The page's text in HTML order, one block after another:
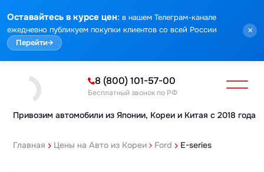
Оставайтесь в курсе цен: в нашем Телеграм-канале
ежедневно публикуем покупки клиентов со всей России
Перейти→
×
Привозим автомобили из Японии, Кореи и Китая с 2018 года
8 (800) 101-57-00
Бесплатный звонок по РФ
Главная Цены на Авто из Кореи Ford E-series